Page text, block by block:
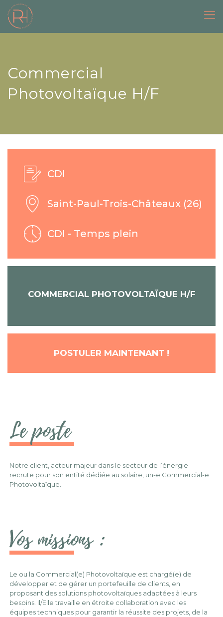
Commercial
Photovoltaïque H/F
CDI
Saint-Paul-Trois-Châteaux (26)
CDI - Temps plein
COMMERCIAL PHOTOVOLTAÏQUE H/F
POSTULER MAINTENANT !
Le poste
Notre client, acteur majeur dans le secteur de l’énergie
recrute pour son entité dédiée au solaire, un-e Commercial-e
Photovoltaïque.
Vos missions :
Le ou la Commercial(e) Photovoltaïque est chargé(e) de
développer et de gérer un portefeuille de clients, en
proposant des solutions photovoltaïques adaptées à leurs
besoins. Il/Elle travaille en étroite collaboration avec les
équipes techniques pour garantir la réussite des projets, de la